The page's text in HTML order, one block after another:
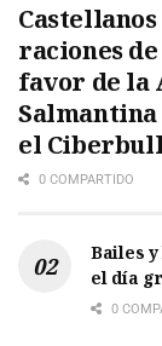
raciones
favor de la
el
0 COMPARTIDO
Bailes y
el día
0